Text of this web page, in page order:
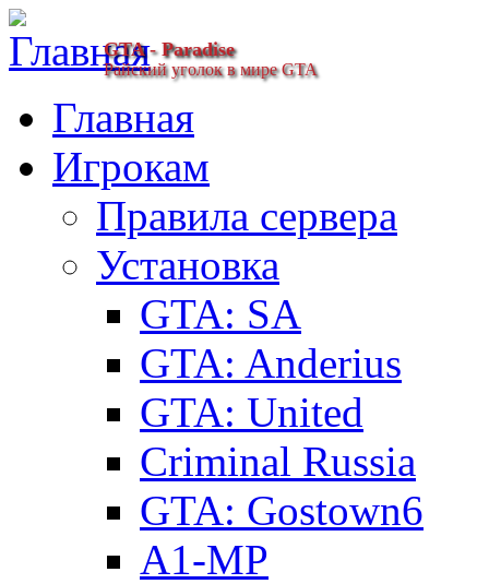
GTA - Paradise
Райский уголок в мире GTA
Главная
Игрокам
Правила сервера
Установка
GTA: SA
GTA: Anderius
GTA: United
Criminal Russia
GTA: Gostown6
A1-MP